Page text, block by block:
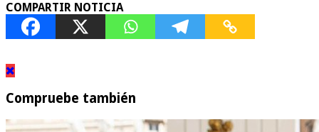
COMPARTIR NOTICIA
Compruebe también